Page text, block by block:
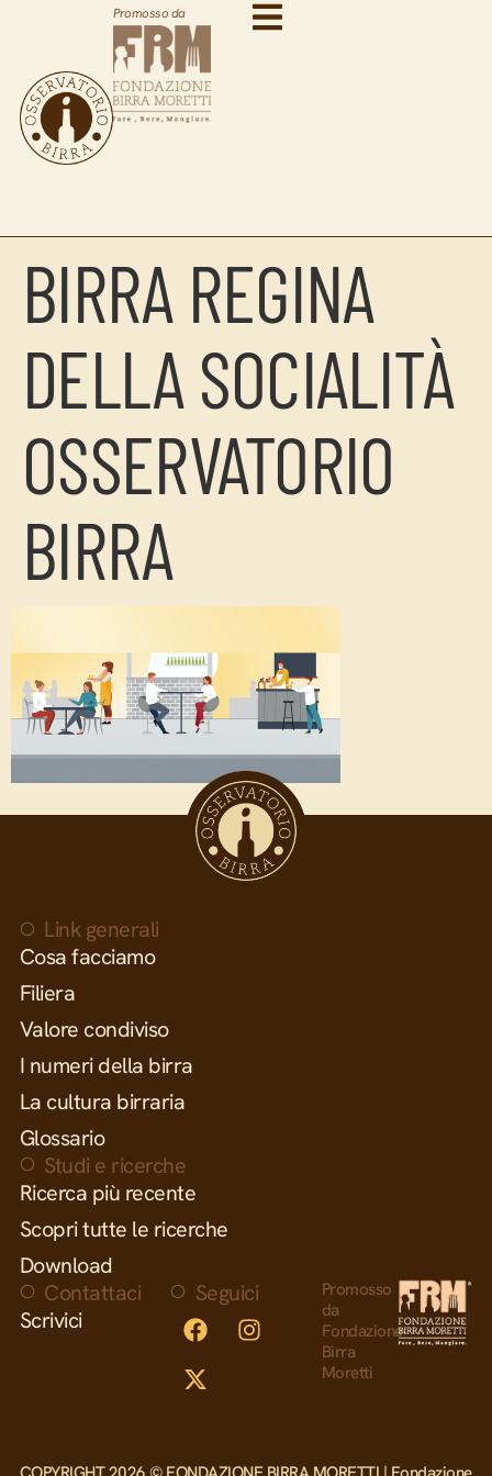
Promosso da
BIRRA REGINA
DELLA SOCIALITÀ
OSSERVATORIO
BIRRA
Link generali
Cosa facciamo
Filiera
Valore condiviso
I numeri della birra
La cultura birraria
Glossario
Studi e ricerche
Ricerca più recente
Scopri tutte le ricerche
Download
Contattaci
Scrivici
Seguici
Promosso
da
Fondazione
Birra
Moretti
COPYRIGHT 2026 © FONDAZIONE BIRRA MORETTI | Fondazione